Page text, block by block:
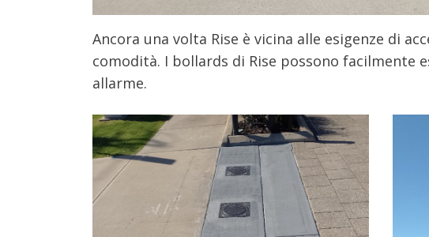
Ancora una volta Rise è vicina alle esigenze di
comodità. I bollards di Rise possono facilmente
allarme.